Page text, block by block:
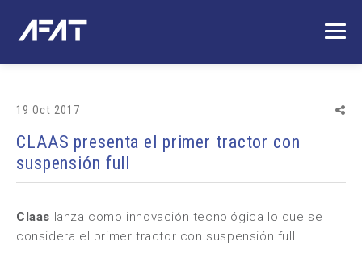
19 Oct 2017
CLAAS presenta el primer tractor con
suspensión full
Claas lanza como innovación tecnológica lo que se
considera el primer tractor con suspensión full.